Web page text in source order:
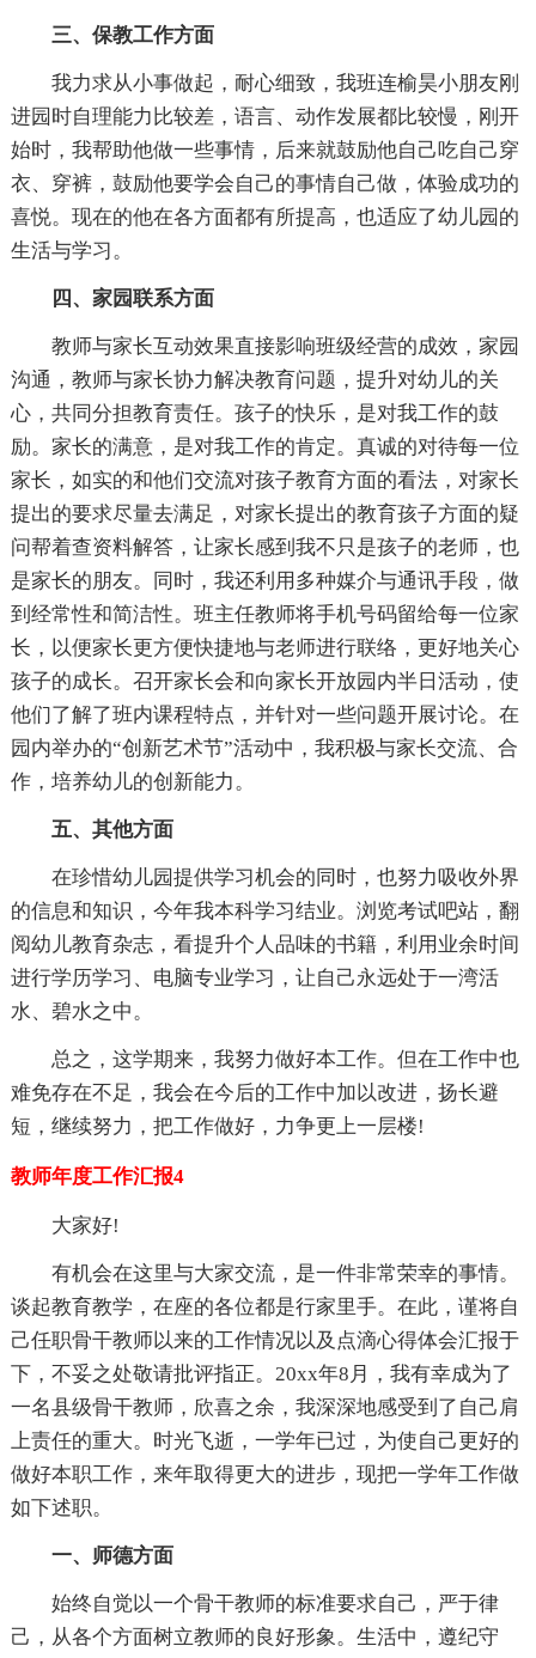
三、保教工作方面
我力求从小事做起，耐心细致，我班连榆昊小朋友刚
进园时自理能力比较差，语言、动作发展都比较慢，刚开
始时，我帮助他做一些事情，后来就鼓励他自己吃自己穿
衣、穿裤，鼓励他要学会自己的事情自己做，体验成功的
喜悦。现在的他在各方面都有所提高，也适应了幼儿园的
生活与学习。
四、家园联系方面
教师与家长互动效果直接影响班级经营的成效，家园
沟通，教师与家长协力解决教育问题，提升对幼儿的关
心，共同分担教育责任。孩子的快乐，是对我工作的鼓
励。家长的满意，是对我工作的肯定。真诚的对待每一位
家长，如实的和他们交流对孩子教育方面的看法，对家长
提出的要求尽量去满足，对家长提出的教育孩子方面的疑
问帮着查资料解答，让家长感到我不只是孩子的老师，也
是家长的朋友。同时，我还利用多种媒介与通讯手段，做
到经常性和简洁性。班主任教师将手机号码留给每一位家
长，以便家长更方便快捷地与老师进行联络，更好地关心
孩子的成长。召开家长会和向家长开放园内半日活动，使
他们了解了班内课程特点，并针对一些问题开展讨论。在
园内举办的“创新艺术节”活动中，我积极与家长交流、合
作，培养幼儿的创新能力。
五、其他方面
在珍惜幼儿园提供学习机会的同时，也努力吸收外界
的信息和知识，今年我本科学习结业。浏览考试吧站，翻
阅幼儿教育杂志，看提升个人品味的书籍，利用业余时间
进行学历学习、电脑专业学习，让自己永远处于一湾活
水、碧水之中。
总之，这学期来，我努力做好本工作。但在工作中也
难免存在不足，我会在今后的工作中加以改进，扬长避
短，继续努力，把工作做好，力争更上一层楼!
教师年度工作汇报4
大家好!
有机会在这里与大家交流，是一件非常荣幸的事情。
谈起教育教学，在座的各位都是行家里手。在此，谨将自
己任职骨干教师以来的工作情况以及点滴心得体会汇报于
下，不妥之处敬请批评指正。20xx年8月，我有幸成为了
一名县级骨干教师，欣喜之余，我深深地感受到了自己肩
上责任的重大。时光飞逝，一学年已过，为使自己更好的
做好本职工作，来年取得更大的进步，现把一学年工作做
如下述职。
一、师德方面
始终自觉以一个骨干教师的标准要求自己，严于律
己，从各个方面树立教师的良好形象。生活中，遵纪守